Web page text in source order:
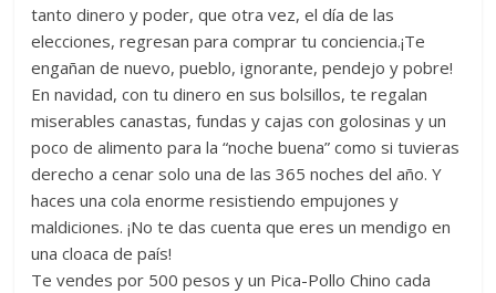
tanto dinero y poder, que otra vez, el día de las
elecciones, regresan para comprar tu conciencia.¡Te
engañan de nuevo, pueblo, ignorante, pendejo y pobre!
En navidad, con tu dinero en sus bolsillos, te regalan
miserables canastas, fundas y cajas con golosinas y un
poco de alimento para la “noche buena” como si tuvieras
derecho a cenar solo una de las 365 noches del año. Y
haces una cola enorme resistiendo empujones y
maldiciones. ¡No te das cuenta que eres un mendigo en
una cloaca de país!
Te vendes por 500 pesos y un Pica-Pollo Chino cada